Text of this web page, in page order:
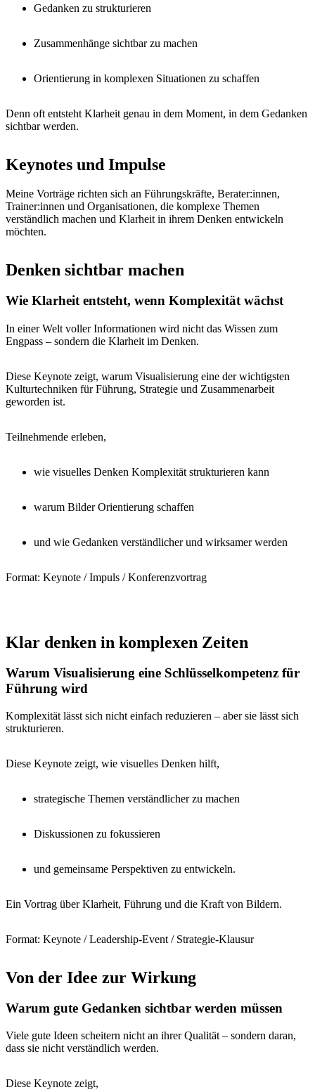
Gedanken zu strukturieren
Zusammenhänge sichtbar zu machen
Orientierung in komplexen Situationen zu schaffen
Denn oft entsteht Klarheit genau in dem Moment, in dem Gedanken
sichtbar werden.
Keynotes und Impulse
Meine Vorträge richten sich an Führungskräfte, Berater:innen,
Trainer:innen und Organisationen, die komplexe Themen
verständlich machen und Klarheit in ihrem Denken entwickeln
möchten.
Denken sichtbar machen
Wie Klarheit entsteht, wenn Komplexität wächst
In einer Welt voller Informationen wird nicht das Wissen zum
Engpass – sondern die Klarheit im Denken.
Diese Keynote zeigt, warum Visualisierung eine der wichtigsten
Kulturtechniken für Führung, Strategie und Zusammenarbeit
geworden ist.
Teilnehmende erleben,
wie visuelles Denken Komplexität strukturieren kann
warum Bilder Orientierung schaffen
und wie Gedanken verständlicher und wirksamer werden
Format: Keynote / Impuls / Konferenzvortrag
Klar denken in komplexen Zeiten
Warum Visualisierung eine Schlüsselkompetenz für
Führung wird
Komplexität lässt sich nicht einfach reduzieren – aber sie lässt sich
strukturieren.
Diese Keynote zeigt, wie visuelles Denken hilft,
strategische Themen verständlicher zu machen
Diskussionen zu fokussieren
und gemeinsame Perspektiven zu entwickeln.
Ein Vortrag über Klarheit, Führung und die Kraft von Bildern.
Format: Keynote / Leadership-Event / Strategie-Klausur
Von der Idee zur Wirkung
Warum gute Gedanken sichtbar werden müssen
Viele gute Ideen scheitern nicht an ihrer Qualität – sondern daran,
dass sie nicht verständlich werden.
Diese Keynote zeigt,